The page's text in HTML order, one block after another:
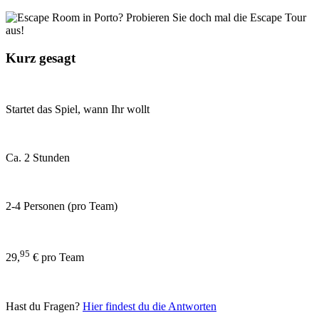
Kurz gesagt
Startet das Spiel, wann Ihr wollt
Ca. 2 Stunden
2-4 Personen (pro Team)
29,95 € pro Team
Hast du Fragen? Hier findest du die Antworten